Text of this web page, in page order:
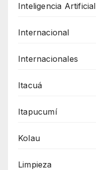
Inteligencia Artificial
Internacional
Internacionales
Itacuá
Itapucumí
Kolau
Limpieza